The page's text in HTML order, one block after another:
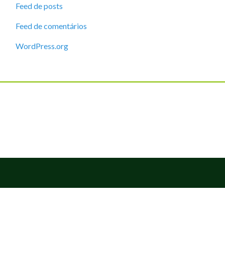
Feed de posts
Feed de comentários
WordPress.org